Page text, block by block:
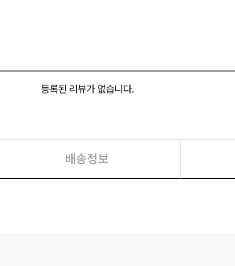
등록된 리뷰가 없습니다.
배송정보